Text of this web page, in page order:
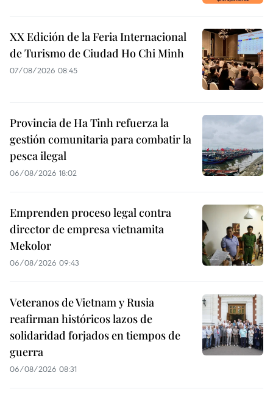
XX Edición de la Feria Internacional
de Turismo de Ciudad Ho Chi Minh
07/08/2026 08:45
Provincia de Ha Tinh refuerza la
gestión comunitaria para combatir la
pesca ilegal
06/08/2026 18:02
Emprenden proceso legal contra
director de empresa vietnamita
Mekolor
06/08/2026 09:43
Veteranos de Vietnam y Rusia
reafirman históricos lazos de
solidaridad forjados en tiempos de
guerra
06/08/2026 08:31